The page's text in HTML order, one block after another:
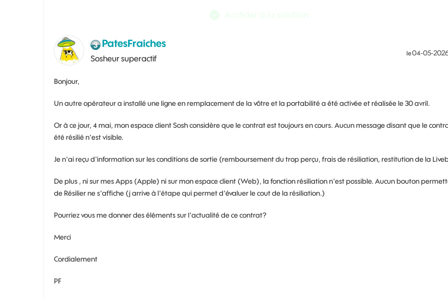
PatesFraiches
Sosheur superactif
le‎04-05-
Bonjour,
Un autre opérateur a installé une ligne en remplacement de la vôtre et la portabilité a été activée et réalisée le 30 avril.
Or à ce jour, 4 mai, mon espace client Sosh considère que le contrat est toujours en cours. Aucun message disant que le
été résilié n'est visible.
Je n'ai reçu d'information sur les conditions de sortie (remboursement du trop perçu, frais de résiliation, restitution de la
De plus , ni sur mes Apps (Apple) ni sur mon espace client (Web), la fonction résiliation n'est possible. Aucun bouton
de Résilier ne s'affiche (j arrive à l'étape qui permet d'évaluer le cout de la résiliation.)
Pourriez vous me donner des éléments sur l'actualité de ce contrat?
Merci
Cordialement
PF